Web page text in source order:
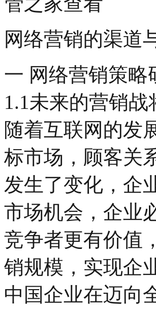
网络营销的渠道
一 网络营销策略
1.1未来的营销
随着互联网的发
标市场，顾客关
发生了变化，企
市场机会，企业
竞争者更有价值
销规模，实现企
中国企业在迈向